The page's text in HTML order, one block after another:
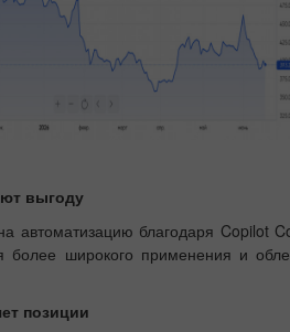
выгоду
автоматизацию благодаря Copilot
более широкого применения и
позиции